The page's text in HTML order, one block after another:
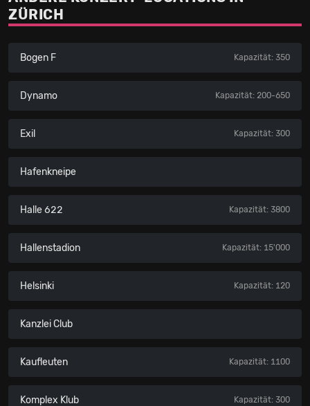
ZÜRICH
Bogen F Kapazität: 350
Dynamo Kapazität: 200-650
Exil Kapazität: 300
Hafenkneipe
Halle 622 Kapazität: 3800
Hallenstadion Kapazität: 15'000
Helsinki Kapazität: 120
Kanzlei Club
Kaufleuten Kapazität: 1100
Komplex Klub Kapazität: 300